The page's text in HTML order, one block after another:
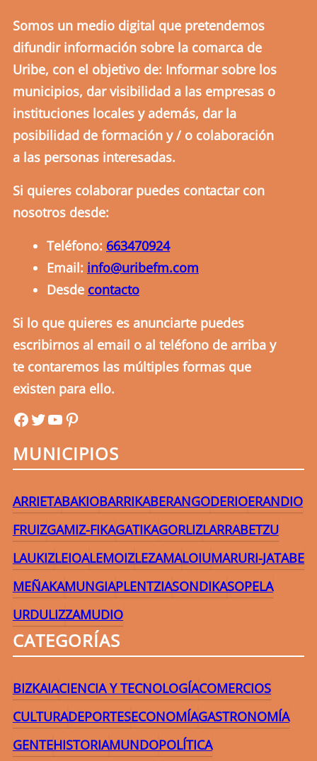
Somos un medio digital que pretendemos
difundir información sobre la comarca de
Uribe, con el objetivo de: Informar sobre los
municipios, dar visibilidad a las empresas o
instituciones locales y además, dar la
posibilidad de formación y / o colaboración
a las personas interesadas.
Si quieres colaborar puedes contactar con
nosotros desde:
Teléfono: 663470924
Email: info@uribefm.com
Desde contacto
Si lo que quieres es anunciarte puedes
escribirnos al email o al teléfono de arriba y
te contaremos las múltiples formas que
existen para ello.
uribefmuribefmYouTube Pinterest
MUNICIPIOS
ARRIETABAKIOBARRIKABERANGODERIOERANDIO
FRUIZGAMIZ-FIKAGATIKAGORLIZLARRABETZU
LAUKIZLEIOALEMOIZLEZAMALOIUMARURI-JATABE
MEÑAKAMUNGIAPLENTZIASONDIKASOPELA
URDULIZZAMUDIO
CATEGORÍAS
BIZKAIACIENCIA Y TECNOLOGÍACOMERCIOS
CULTURADEPORTESECONOMÍAGASTRONOMÍA
GENTEHISTORIAMUNDOPOLÍTICA